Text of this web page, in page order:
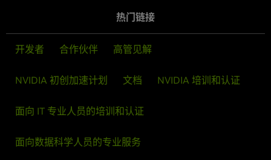
热门链接
开发者 合作伙伴 高管见解
NVIDIA 初创加速计划 文档 NVIDIA 培训和认证
面向 IT 专业人员的培训和认证
面向数据科学人员的专业服务